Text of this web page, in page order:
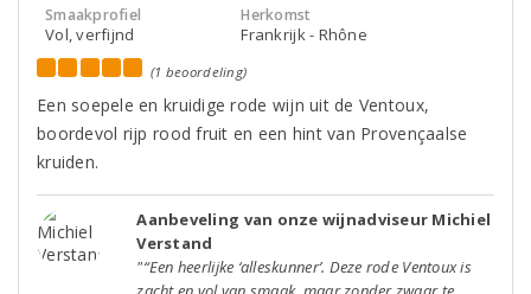
Smaakprofiel
Vol, verfijnd
Herkomst
Frankrijk - Rhône
(1 beoordeling)
Een soepele en kruidige rode wijn uit de Ventoux,
boordevol rijp rood fruit en een hint van Provençaalse
kruiden.
Aanbeveling van onze wijnadviseur Michiel
Verstand
"“Een heerlijke ‘alleskunner’. Deze rode Ventoux is